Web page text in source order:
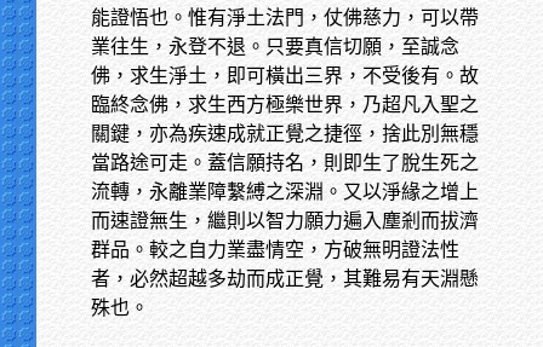
能證悟也。惟有淨土法門，仗佛慈力，可以帶
業往生，永登不退。只要真信切願，至誠念
佛，求生淨土，即可橫出三界，不受後有。故
臨終念佛，求生西方極樂世界，乃超凡入聖之
關鍵，亦為疾速成就正覺之捷徑，捨此別無穩
當路途可走。蓋信願持名，則即生了脫生死之
流轉，永離業障繫縛之深淵。又以淨緣之增上
而速證無生，繼則以智力願力遍入塵剎而拔濟
群品。較之自力業盡情空，方破無明證法性
者，必然超越多劫而成正覺，其難易有天淵懸
殊也。